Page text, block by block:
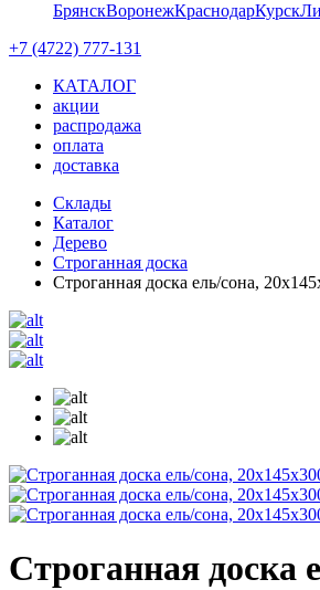
БрянскВоронежКраснодарКурск
+7 (4722) 777-131
КАТАЛОГ
акции
распродажа
оплата
доставка
Склады
Каталог
Дерево
Строганная доска
Строганная доска ель/сона,
Строганная доска